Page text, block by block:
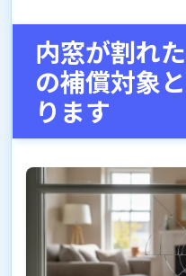
内窓が割れ
の補償対象
ります